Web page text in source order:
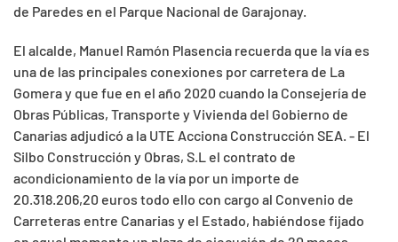
de Paredes en el Parque Nacional de Garajonay.
El alcalde, Manuel Ramón Plasencia recuerda que la vía es
una de las principales conexiones por carretera de La
Gomera y que fue en el año 2020 cuando la Consejería de
Obras Públicas, Transporte y Vivienda del Gobierno de
Canarias adjudicó a la UTE Acciona Construcción SEA. - El
Silbo Construcción y Obras, S.L el contrato de
acondicionamiento de la vía por un importe de
20.318.206,20 euros todo ello con cargo al Convenio de
Carreteras entre Canarias y el Estado, habiéndose fijado